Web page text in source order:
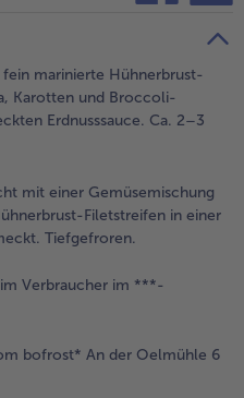
marinierte Hühnerbrust-
Karotten und Broccoli-
Erdnusssauce. Ca. 2–3
mit einer Gemüsemischung
Filetstreifen in einer
Tiefgefroren.
Verbraucher im ***-
bofrost* An der Oelmühle 6